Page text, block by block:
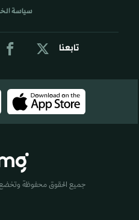
تابعنا
سياسة
جميع الحقوق محفوظة